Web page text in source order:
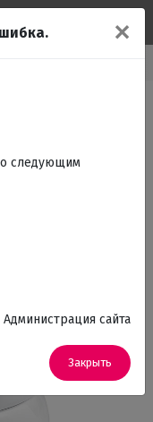
✕
следующим
сайта
Закрыть